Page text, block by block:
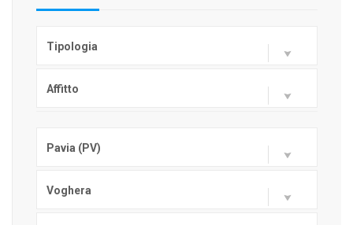
Tipologia
Affitto
Pavia (PV)
Voghera